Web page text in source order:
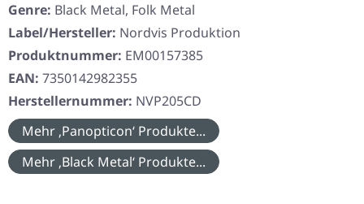
Genre: Black Metal, Folk Metal
Label/Hersteller: Nordvis Produktion
Produktnummer: EM00157385
EAN: 7350142982355
Herstellernummer: NVP205CD
Mehr ‚Panopticon‘ Produkte...
Mehr ‚Black Metal‘ Produkte...